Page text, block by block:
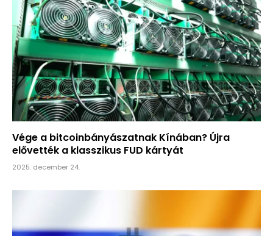
Vége a bitcoinbányászatnak Kínában? Újra
elővették a klasszikus FUD kártyát
2025. december 24.